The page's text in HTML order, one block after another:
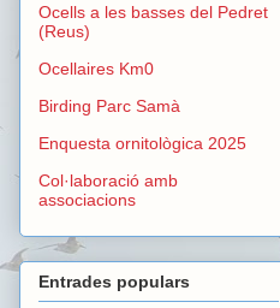
Ocells a les basses del Pedret
(Reus)
Ocellaires Km0
Birding Parc Samà
Enquesta ornitològica 2025
Col·laboració amb
associacions
Entrades populars